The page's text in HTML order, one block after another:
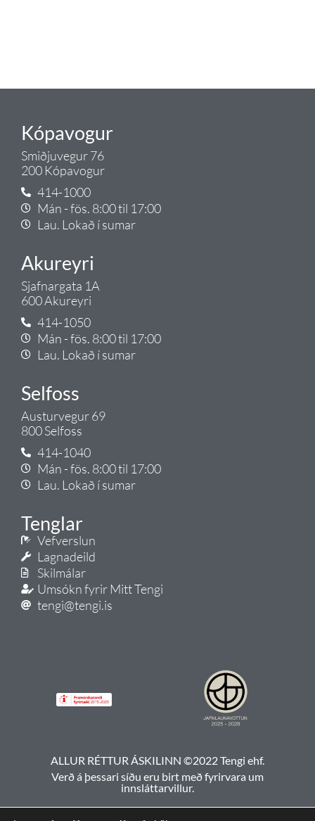
Kópavogur
Smiðjuvegur 76
200 Kópavogur
414-1000
Mán - fös. 8:00 til 17:00
Lau. Lokað í sumar
Akureyri
Sjafnargata 1A
600 Akureyri
414-1050
Mán - fös. 8:00 til 17:00
Lau. Lokað í sumar
Selfoss
Austurvegur 69
800 Selfoss
414-1040
Mán - fös. 8:00 til 17:00
Lau. Lokað í sumar
Tenglar
Vefverslun
Lagnadeild
Skilmálar
Umsókn fyrir Mitt Tengi
tengi@tengi.is
ALLUR RÉTTUR ÁSKILINN ©2022 Tengi ehf.
Verð á þessari síðu eru birt með fyrirvara um
innsláttarvillur.